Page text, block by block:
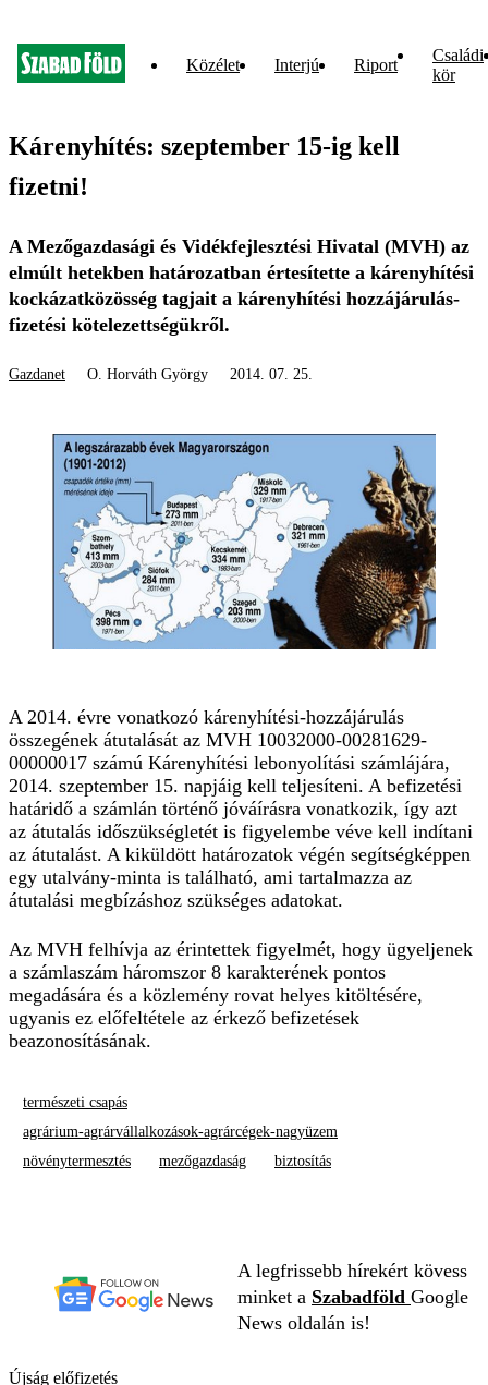
Közélet Interjú Riport
Családi
kör
Kárenyhítés: szeptember 15-ig kell
fizetni!
A Mezőgazdasági és Vidékfejlesztési Hivatal (MVH) az
elmúlt hetekben határozatban értesítette a kárenyhítési
kockázatközösség tagjait a kárenyhítési hozzájárulás-
fizetési kötelezettségükről.
Gazdanet O. Horváth György 2014. 07. 25.
A 2014. évre vonatkozó kárenyhítési-hozzájárulás
összegének átutalását az MVH 10032000-00281629-
00000017 számú Kárenyhítési lebonyolítási számlájára,
2014. szeptember 15. napjáig kell teljesíteni. A befizetési
határidő a számlán történő jóváírásra vonatkozik, így azt
az átutalás időszükségletét is figyelembe véve kell indítani
az átutalást. A kiküldött határozatok végén segítségképpen
egy utalvány-minta is található, ami tartalmazza az
átutalási megbízáshoz szükséges adatokat.
Az MVH felhívja az érintettek figyelmét, hogy ügyeljenek
a számlaszám háromszor 8 karakterének pontos
megadására és a közlemény rovat helyes kitöltésére,
ugyanis ez előfeltétele az érkező befizetések
beazonosításának.
természeti csapás
agrárium-agrárvállalkozások-agrárcégek-nagyüzem
növénytermesztés
mezőgazdaság biztosítás
A legfrissebb hírekért kövess
minket a Szabadföld Google
News oldalán is!
Újság előfizetés